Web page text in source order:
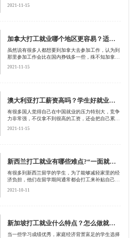
2021-11-15
加拿大打工就业哪个地区更容易？适合什么人？
虽然说有很多人都想要到加拿大去参加工作，认为到
那里参加工作会比在国内挣钱多一些，殊不知加拿大
2021-11-15
澳大利亚打工薪资高吗？学生好就业吗？
有很多国人觉得自己在中国就业的压力特别大，竞争
力非常强，不仅拿不到很高的工资，还会把自己累个
2021-11-15
新西兰打工就业有哪些难点?“一面就死”是什么?
有很多到新西兰留学的学生，为了能够减轻家里的经
济负担，他们在留学期间通常都会打工来补贴自己的
2021-10-11
新加坡打工就业什么特点？怎么做就业机会更多？
当一些学习成绩优秀，家庭经济背景富足的学生选择